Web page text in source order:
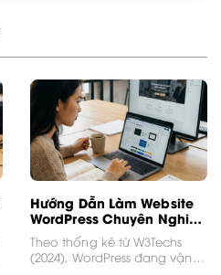
Hướng Dẫn Làm Website
WordPress Chuyên Nghiệp
Từ A Đến Z
Theo thống kê từ W3Techs
(2024), WordPress đang vận